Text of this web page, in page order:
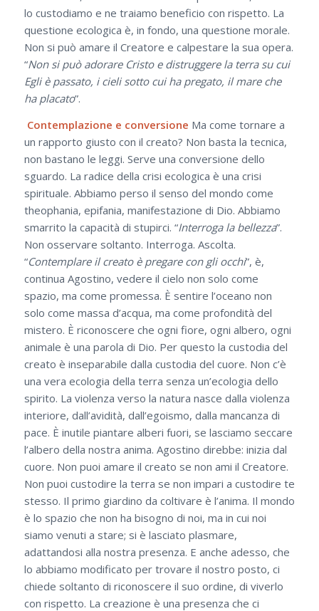
lo custodiamo e ne traiamo beneficio con rispetto. La
questione ecologica è, in fondo, una questione morale.
Non si può amare il Creatore e calpestare la sua opera.
“Non si può adorare Cristo e distruggere la terra su cui
Egli è passato, i cieli sotto cui ha pregato, il mare che
ha placato”.
Contemplazione e conversione Ma come tornare a
un rapporto giusto con il creato? Non basta la tecnica,
non bastano le leggi. Serve una conversione dello
sguardo. La radice della crisi ecologica è una crisi
spirituale. Abbiamo perso il senso del mondo come
theophania, epifania, manifestazione di Dio. Abbiamo
smarrito la capacità di stupirci. “Interroga la bellezza”.
Non osservare soltanto. Interroga. Ascolta.
“Contemplare il creato è pregare con gli occhi”, è,
continua Agostino, vedere il cielo non solo come
spazio, ma come promessa. È sentire l’oceano non
solo come massa d’acqua, ma come profondità del
mistero. È riconoscere che ogni fiore, ogni albero, ogni
animale è una parola di Dio. Per questo la custodia del
creato è inseparabile dalla custodia del cuore. Non c’è
una vera ecologia della terra senza un’ecologia dello
spirito. La violenza verso la natura nasce dalla violenza
interiore, dall’avidità, dall’egoismo, dalla mancanza di
pace. È inutile piantare alberi fuori, se lasciamo seccare
l’albero della nostra anima. Agostino direbbe: inizia dal
cuore. Non puoi amare il creato se non ami il Creatore.
Non puoi custodire la terra se non impari a custodire te
stesso. Il primo giardino da coltivare è l’anima. Il mondo
è lo spazio che non ha bisogno di noi, ma in cui noi
siamo venuti a stare; si è lasciato plasmare,
adattandosi alla nostra presenza. E anche adesso, che
lo abbiamo modificato per trovare il nostro posto, ci
chiede soltanto di riconoscere il suo ordine, di viverlo
con rispetto. La creazione è una presenza che ci